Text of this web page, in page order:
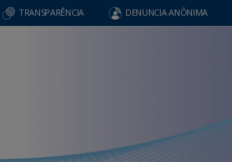
TRANSPARÊNCIA DENUNCIA ANÔNIMA